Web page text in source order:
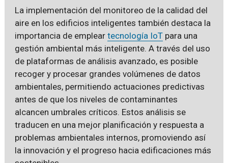
La implementación del monitoreo de la calidad del
aire en los edificios inteligentes también destaca la
importancia de emplear tecnología IoTpara una
gestión ambiental más inteligente. A través del uso
de plataformas de análisis avanzado, es posible
recoger y procesar grandes volúmenes de datos
ambientales, permitiendo actuaciones predictivas
antes de que los niveles de contaminantes
alcancen umbrales críticos. Estos análisis se
traducen en una mejor planificación y respuesta a
problemas ambientales internos, promoviendo así
la innovación y el progreso hacia edificaciones más